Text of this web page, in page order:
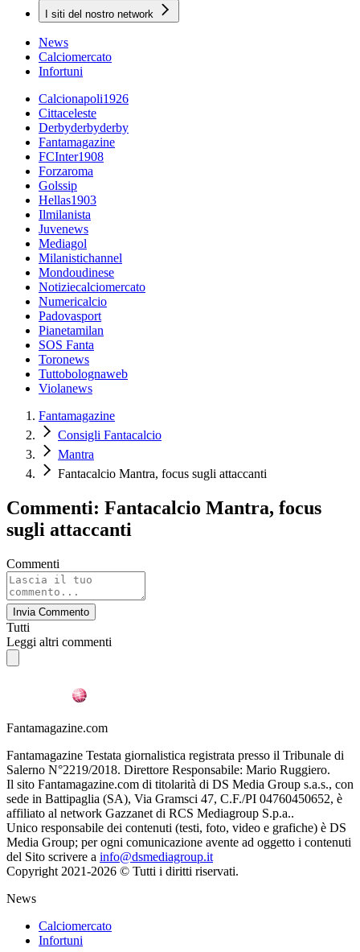
I siti del nostro network
News
Calciomercato
Infortuni
Calcionapoli1926
Cittaceleste
Derbyderbyderby
Fantamagazine
FCInter1908
Forzaroma
Golssip
Hellas1903
Ilmilanista
Juvenews
Mediagol
Milanistichannel
Mondoudinese
Notiziecalciomercato
Numericalcio
Padovasport
Pianetamilan
SOS Fanta
Toronews
Tuttobolognaweb
Violanews
Fantamagazine
Consigli Fantacalcio
Mantra
Fantacalcio Mantra, focus sugli attaccanti
Commenti: Fantacalcio Mantra, focus
sugli attaccanti
Commenti
Invia Commento
Tutti
Leggi altri commenti
Fantamagazine.com
Fantamagazine Testata giornalistica registrata presso il Tribunale di
Salerno N°2219/2018. Direttore Responsabile: Mario Ruggiero.
Il sito Fantamagazine.com di titolarità di DS Media Group s.a.s., con
sede in Battipaglia (SA), Via Gramsci 47, C.F./PI 04760450652, è
affiliato al network Gazzanet di RCS Mediagroup S.p.a..
Unico responsabile dei contenuti (testi, foto, video e grafiche) è DS
Media Group; per ogni comunicazione avente ad oggetto i contenuti
del Sito scrivere a info@dsmediagroup.it
Copyright 2021-2026 © Tutti i diritti riservati.
News
Calciomercato
Infortuni